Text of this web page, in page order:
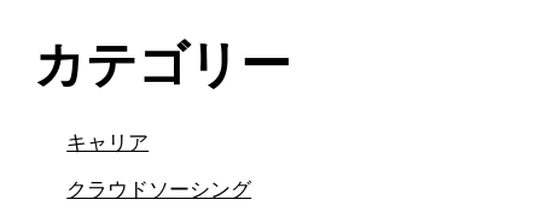
カテゴリー
キャリア
クラウドソーシング